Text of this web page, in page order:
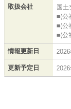
取扱会社
国
■(公
■(公
■(公
情報更新日
更新予定日